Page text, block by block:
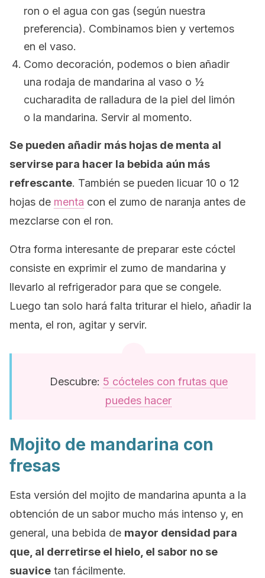
ron o el agua con gas (según nuestra
preferencia). Combinamos bien y vertemos
en el vaso.
Como decoración, podemos o bien añadir
una rodaja de mandarina al vaso o ½
cucharadita de ralladura de la piel del limón
o la mandarina. Servir al momento.
Se pueden añadir más hojas de menta al
servirse para hacer la bebida aún más
refrescante. También se pueden licuar 10 o 12
hojas de menta con el zumo de naranja antes de
mezclarse con el ron.
Otra forma interesante de preparar este cóctel
consiste en exprimir el zumo de mandarina y
llevarlo al refrigerador para que se congele.
Luego tan solo hará falta triturar el hielo, añadir la
menta, el ron, agitar y servir.
Descubre: 5 cócteles con frutas que
puedes hacer
Mojito de mandarina con
fresas
Esta versión del mojito de mandarina apunta a la
obtención de un sabor mucho más intenso y, en
general, una bebida de mayor densidad para
que, al derretirse el hielo, el sabor no se
suavice tan fácilmente.